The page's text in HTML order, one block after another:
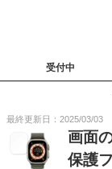
受付中
最終更新日：2025/03/03
画面
保護